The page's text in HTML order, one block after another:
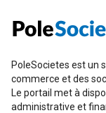
PoleSocietes est un
commerce et des
Le portail met à
administrative et